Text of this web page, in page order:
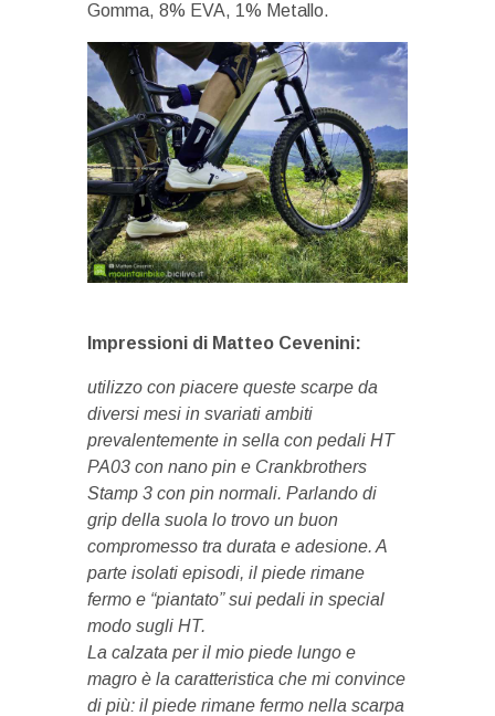
Gomma, 8% EVA, 1% Metallo.
Impressioni di Matteo Cevenini:
utilizzo con piacere queste scarpe da
diversi mesi in svariati ambiti
prevalentemente in sella con pedali HT
PA03 con nano pin e Crankbrothers
Stamp 3 con pin normali. Parlando di
grip della suola lo trovo un buon
compromesso tra durata e adesione. A
parte isolati episodi, il piede rimane
fermo e “piantato” sui pedali in special
modo sugli HT.
La calzata per il mio piede lungo e
magro è la caratteristica che mi convince
di più: il piede rimane fermo nella scarpa